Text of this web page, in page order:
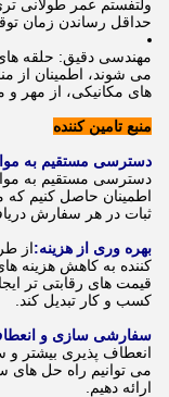
ولتفستم عمر طولانی
حداقل رساندن زمان
مهندسی دقیق: حلقه
می شوند، اطمینان از
های مکانیکی، از مهر و
منبع تامین کننده
دسترسی مستقیم به مواد
دسترسی مستقیم به
اطمینان حاصل کنیم که
ثبات در هر سفارش
بهره وری از هزینه:از
کننده به کاهش هزینه
قیمت های رقابتی تر
کسب و کار تبدیل کند.
سفارشی سازی و
انعطاف پذیری بیشتر
می توانیم راه حل های
ارائه دهیم.